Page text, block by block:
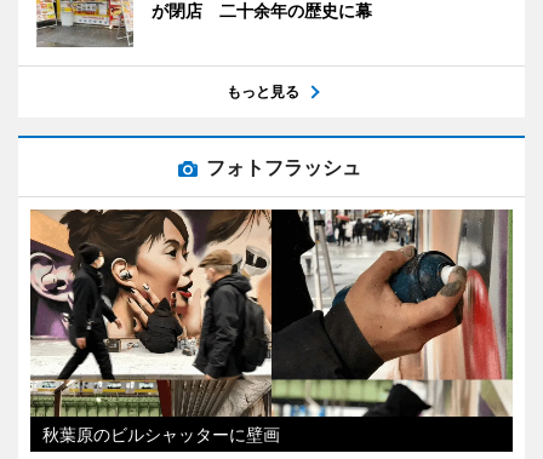
が閉店 二十余年の歴史に幕
もっと見る
フォトフラッシュ
秋葉原のビルシャッターに壁画